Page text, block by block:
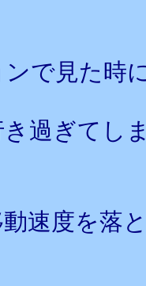
で見た時
過ぎてし
速度を落